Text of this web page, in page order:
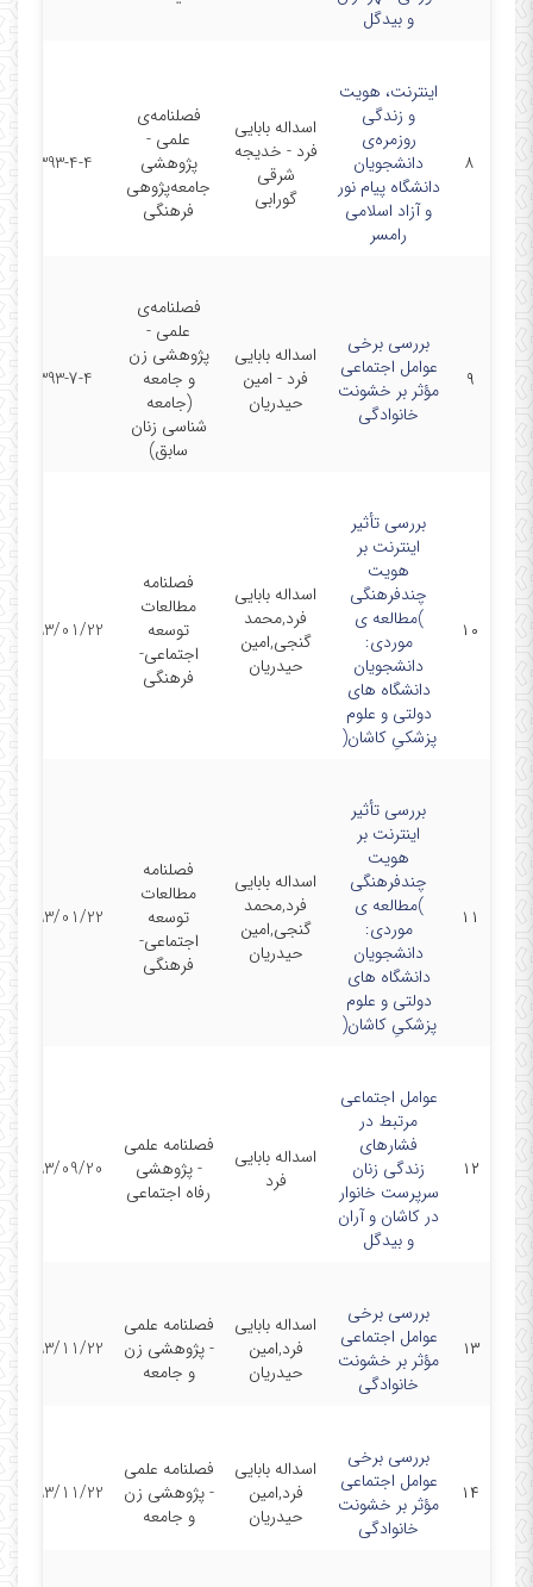
و بیدگل
۸
اینترنت، هویت
و زندگی
روزمره‌ی
دانشجویان
دانشگاه پیام نور
و آزاد اسلامی
رامسر
اسداله بابایی
فرد - خدیجه
شرقی
گورابی
فصلنامه‌ی
علمی -
پژوهشی
جامعه‌پژوهی
فرهنگی
1393-4-4
۹
بررسی برخی
عوامل اجتماعی
مؤثر بر خشونت
خانوادگی
اسداله بابایی
فرد - امین
حیدریان
فصلنامه‌ی
علمی -
پژوهشی زن
و جامعه
(جامعه
شناسی زنان
سابق)
1393-7-4
۱۰
بررسی تأثیر
اینترنت بر
هویت
چندفرهنگی
)مطالعه ی
موردی:
دانشجویان
دانشگاه های
دولتی و علوم
پزشکیِ کاشان(
اسداله بابایی
فرد,محمد
گنجی,امین
حیدریان
فصلنامه
مطالعات
توسعه
اجتماعی-
فرهنگی
1393/01/22
۱۱
بررسی تأثیر
اینترنت بر
هویت
چندفرهنگی
)مطالعه ی
موردی:
دانشجویان
دانشگاه های
دولتی و علوم
پزشکیِ کاشان(
اسداله بابایی
فرد,محمد
گنجی,امین
حیدریان
فصلنامه
مطالعات
توسعه
اجتماعی-
فرهنگی
1393/01/22
۱۲
عوامل اجتماعی
مرتبط در
فشارهای
زندگی زنان
سرپرست خانوار
در کاشان و آران
و بیدگل
اسداله بابایی
فرد
فصلنامه علمی
- پژوهشی
رفاه اجتماعی
1393/09/20
۱۳
بررسی برخی
عوامل اجتماعی
مؤثر بر خشونت
خانوادگی
اسداله بابایی
فرد,امین
حیدریان
فصلنامه علمی
- پژوهشی زن
و جامعه
1393/11/22
۱۴
بررسی برخی
عوامل اجتماعی
مؤثر بر خشونت
خانوادگی
اسداله بابایی
فرد,امین
حیدریان
فصلنامه علمی
- پژوهشی زن
و جامعه
1393/11/22